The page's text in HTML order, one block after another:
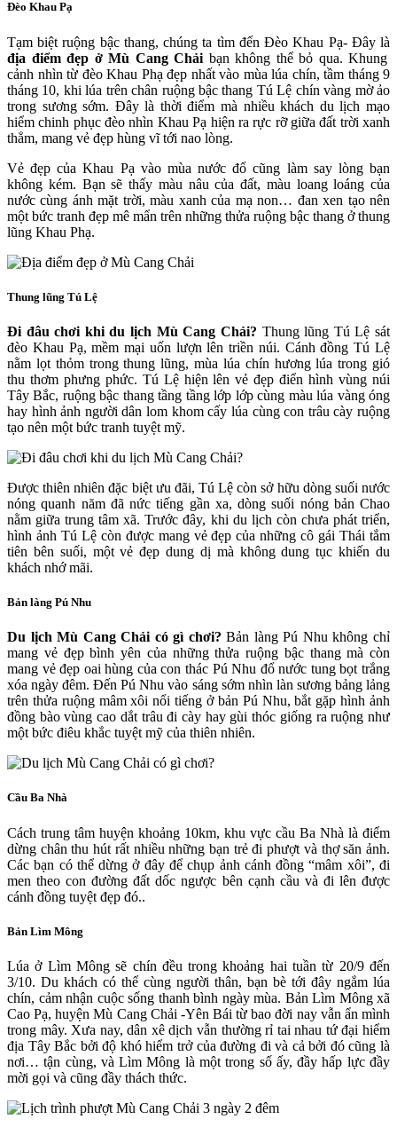
Đèo Khau Pạ
Tạm biệt ruộng bậc thang, chúng ta tìm đến Đèo Khau Pạ- Đây là
địa điểm đẹp ở Mù Cang Chải bạn không thể bỏ qua. Khung
cảnh nhìn từ đèo Khau Phạ đẹp nhất vào mùa lúa chín, tầm tháng 9
tháng 10, khi lúa trên chân ruộng bậc thang Tú Lệ chín vàng mờ ảo
trong sương sớm. Đây là thời điểm mà nhiều khách du lịch mạo
hiểm chinh phục đèo nhìn Khau Pạ hiện ra rực rỡ giữa đất trời xanh
thẳm, mang vẻ đẹp hùng vĩ tới nao lòng.
Vẻ đẹp của Khau Pạ vào mùa nước đổ cũng làm say lòng bạn
không kém. Bạn sẽ thấy màu nâu của đất, màu loang loáng của
nước cùng ánh mặt trời, màu xanh của mạ non… đan xen tạo nên
một bức tranh đẹp mê mẩn trên những thửa ruộng bậc thang ở thung
lũng Khau Phạ.
Thung lũng Tú Lệ
Đi đâu chơi khi du lịch Mù Cang Chải? Thung lũng Tú Lệ sát
đèo Khau Pạ, mềm mại uốn lượn lên triền núi. Cánh đồng Tú Lệ
nằm lọt thỏm trong thung lũng, mùa lúa chín hương lúa trong gió
thu thơm phưng phức. Tú Lệ hiện lên vẻ đẹp điển hình vùng núi
Tây Bắc, ruộng bậc thang tầng tầng lớp lớp cùng màu lúa vàng óng
hay hình ảnh người dân lom khom cấy lúa cùng con trâu cày ruộng
tạo nên một bức tranh tuyệt mỹ.
Được thiên nhiên đặc biệt ưu đãi, Tú Lệ còn sở hữu dòng suối nước
nóng quanh năm đã nức tiếng gần xa, dòng suối nóng bản Chao
nằm giữa trung tâm xã. Trước đây, khi du lịch còn chưa phát triển,
hình ảnh Tú Lệ còn được mang vẻ đẹp của những cô gái Thái tắm
tiên bên suối, một vẻ đẹp dung dị mà không dung tục khiến du
khách nhớ mãi.
Bản làng Pú Nhu
Du lịch Mù Cang Chải có gì chơi? Bản làng Pú Nhu không chỉ
mang vẻ đẹp bình yên của những thửa ruộng bậc thang mà còn
mang vẻ đẹp oai hùng của con thác Pú Nhu đổ nước tung bọt trắng
xóa ngày đêm. Đến Pú Nhu vào sáng sớm nhìn làn sương bảng lảng
trên thửa ruộng mâm xôi nổi tiếng ở bản Pú Nhu, bắt gặp hình ảnh
đồng bào vùng cao dắt trâu đi cày hay gùi thóc giống ra ruộng như
một bức điêu khắc tuyệt mỹ của thiên nhiên.
Cầu Ba Nhà
Cách trung tâm huyện khoảng 10km, khu vực cầu Ba Nhà là điểm
dừng chân thu hút rất nhiều những bạn trẻ đi phượt và thợ săn ảnh.
Các bạn có thể dừng ở đây để chụp ảnh cánh đồng “mâm xôi”, đi
men theo con đường đất dốc ngược bên cạnh cầu và đi lên được
cánh đồng tuyệt đẹp đó..
Bản Lìm Mông
Lúa ở Lìm Mông sẽ chín đều trong khoảng hai tuần từ 20/9 đến
3/10. Du khách có thể cùng người thân, bạn bè tới đây ngắm lúa
chín, cảm nhận cuộc sống thanh bình ngày mùa. Bản Lìm Mông xã
Cao Pạ, huyện Mù Cang Chải -Yên Bái từ bao đời nay vẫn ẩn mình
trong mây. Xưa nay, dân xê dịch vẫn thường rỉ tai nhau tứ đại hiểm
địa Tây Bắc bởi độ khó hiểm trở của đường đi và cả bởi đó cũng là
nơi… tận cùng, và Lìm Mông là một trong số ấy, đầy hấp lực đầy
mời gọi và cũng đầy thách thức.